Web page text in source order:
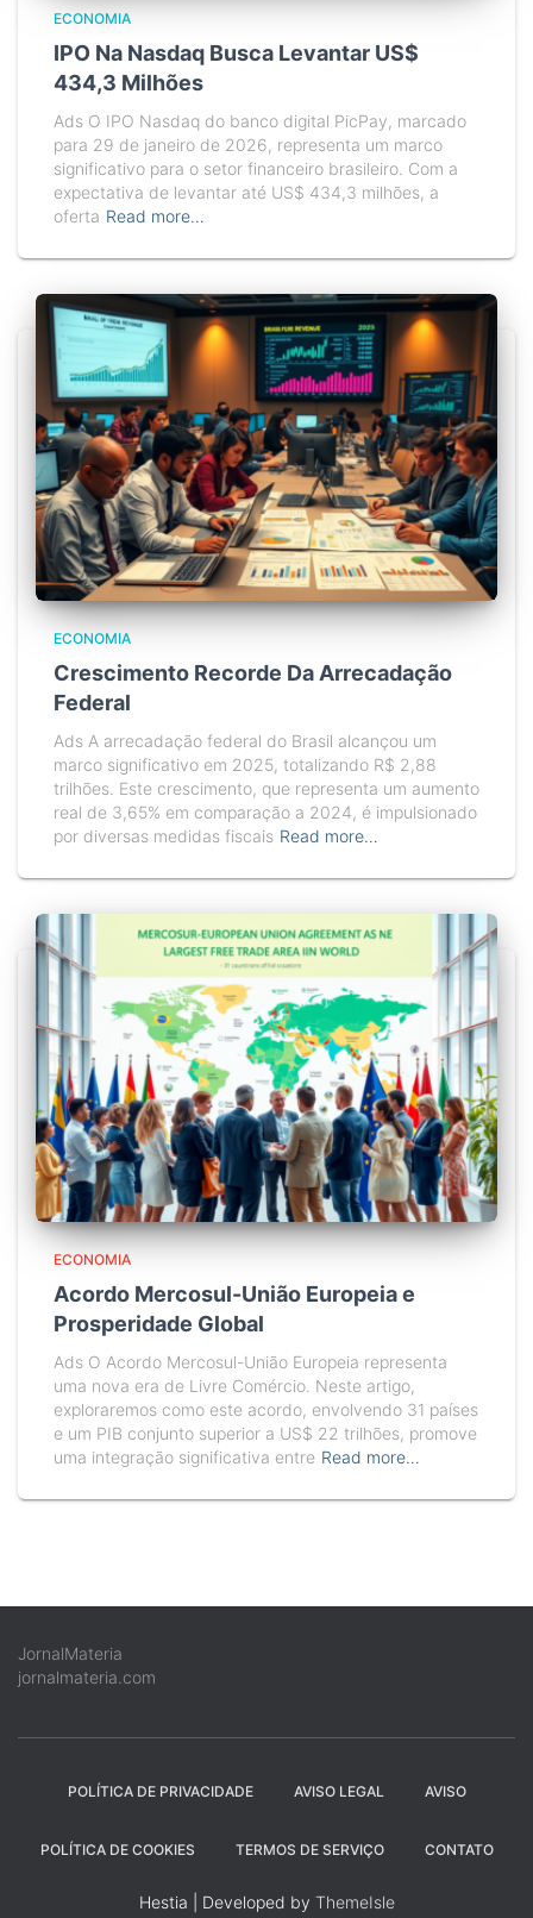
ECONOMIA
IPO Na Nasdaq Busca Levantar US$
434,3 Milhões
Ads O IPO Nasdaq do banco digital PicPay, marcado
para 29 de janeiro de 2026, representa um marco
significativo para o setor financeiro brasileiro. Com a
expectativa de levantar até US$ 434,3 milhões, a
oferta Read more…
ECONOMIA
Crescimento Recorde Da Arrecadação
Federal
Ads A arrecadação federal do Brasil alcançou um
marco significativo em 2025, totalizando R$ 2,88
trilhões. Este crescimento, que representa um aumento
real de 3,65% em comparação a 2024, é impulsionado
por diversas medidas fiscais Read more…
ECONOMIA
Acordo Mercosul-União Europeia e
Prosperidade Global
Ads O Acordo Mercosul-União Europeia representa
uma nova era de Livre Comércio. Neste artigo,
exploraremos como este acordo, envolvendo 31 países
e um PIB conjunto superior a US$ 22 trilhões, promove
uma integração significativa entre Read more…
JornalMateria
jornalmateria.com
POLÍTICA DE PRIVACIDADE AVISO LEGAL AVISO
POLÍTICA DE COOKIES TERMOS DE SERVIÇO CONTATO
Hestia | Developed by ThemeIsle